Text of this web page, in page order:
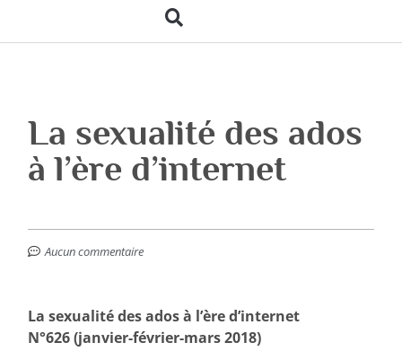
La sexualité des ados
à l’ère d’internet
Aucun commentaire
La sexualité des ados à l’ère d’internet
N°626 (janvier-février-mars 2018)